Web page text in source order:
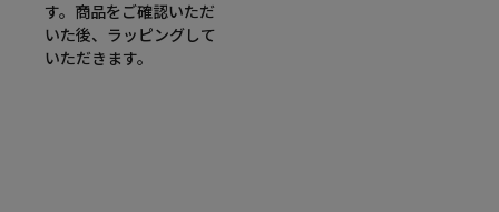
す。商品をご確認いただ
いた後、ラッピングして
いただきます。